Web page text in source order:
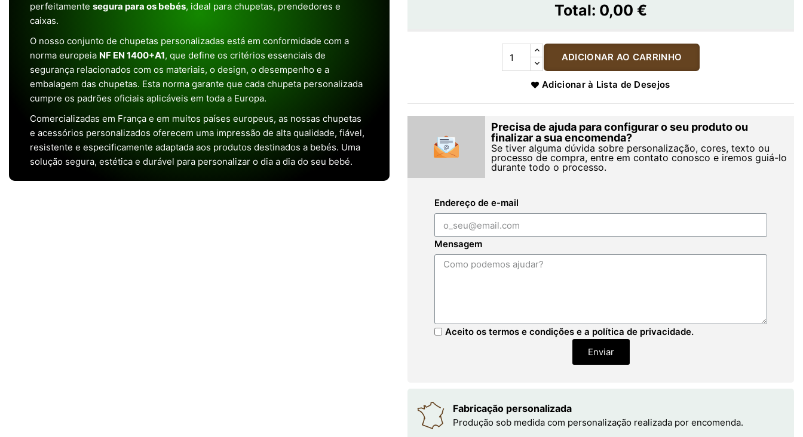
perfeitamente segura para os bebés, ideal para chupetas, prendedores e
caixas.
O nosso conjunto de chupetas personalizadas está em conformidade com a
norma europeia NF EN 1400+A1, que define os critérios essenciais de
segurança relacionados com os materiais, o design, o desempenho e a
embalagem das chupetas. Esta norma garante que cada chupeta personalizada
cumpre os padrões oficiais aplicáveis em toda a Europa.
Comercializadas em França e em muitos países europeus, as nossas chupetas
e acessórios personalizados oferecem uma impressão de alta qualidade, fiável,
resistente e especificamente adaptada aos produtos destinados a bebés. Uma
solução segura, estética e durável para personalizar o dia a dia do seu bebé.
Total: 0,00 €
ADICIONAR AO CARRINHO
Adicionar à Lista de Desejos
Precisa de ajuda para configurar o seu produto ou
finalizar a sua encomenda?
Se tiver alguma dúvida sobre personalização, cores, texto ou
processo de compra, entre em contato conosco e iremos guiá-lo
durante todo o processo.
Endereço de e-mail
Mensagem
Aceito os termos e condições e a política de privacidade.
Enviar
Fabricação personalizada
Produção sob medida com personalização realizada por encomenda.